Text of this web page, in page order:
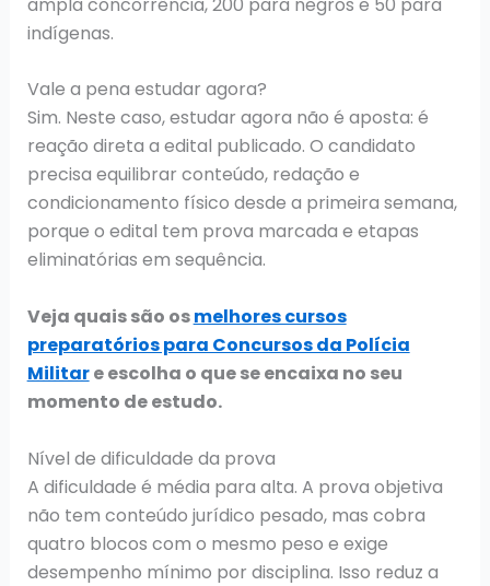
indígenas.
Vale a pena estudar agora?
Sim. Neste caso, estudar agora não é aposta: é
reação direta a edital publicado. O candidato
precisa equilibrar conteúdo, redação e
condicionamento físico desde a primeira semana,
porque o edital tem prova marcada e etapas
eliminatórias em sequência.
Veja quais são osmelhores cursos
preparatórios para Concursos da Polícia
Militare escolha o que se encaixa no seu
momento de estudo.
Nível de dificuldade da prova
A dificuldade é média para alta. A prova objetiva
não tem conteúdo jurídico pesado, mas cobra
quatro blocos com o mesmo peso e exige
desempenho mínimo por disciplina. Isso reduz a